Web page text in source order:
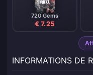
720 Gems
€ 7.25
INFORMATIONS DE